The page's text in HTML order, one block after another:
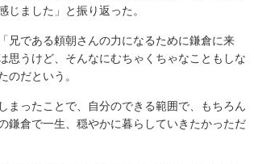
ました」と振り返った。
である頼朝さんの力になるために鎌倉に来
思うけど、そんなにむちゃくちゃなこともしな
のだという。
ったことで、自分のできる範囲で、もちろん
鎌倉で一生、穏やかに暮らしていきたかっただ